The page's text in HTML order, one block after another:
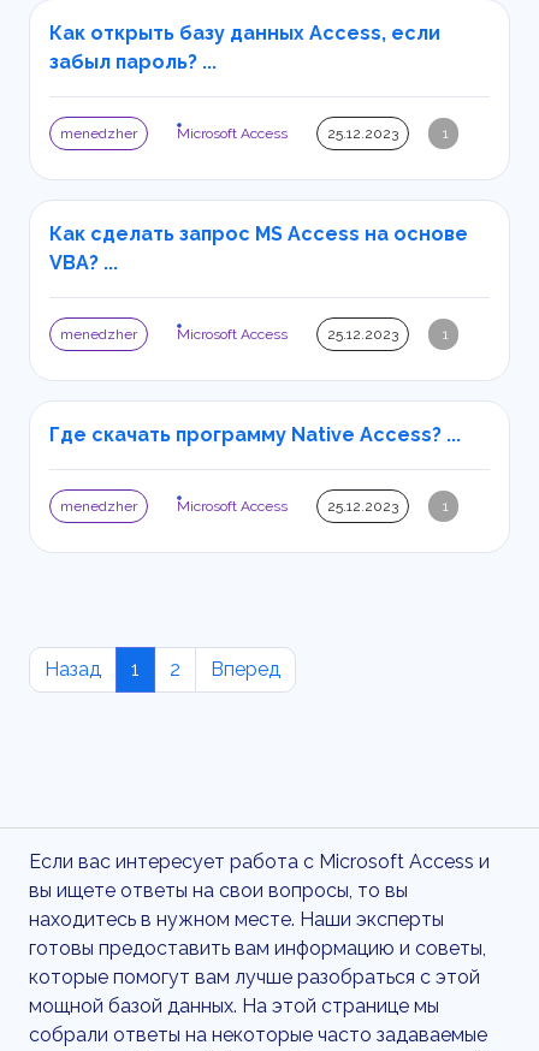
Как открыть базу данных Access, если
забыл пароль? ...
menedzher Microsoft Access 25.12.2023 1
Как сделать запрос MS Access на основе
VBA? ...
menedzher Microsoft Access 25.12.2023 1
Где скачать программу Native Access? ...
menedzher Microsoft Access 25.12.2023 1
Назад 1 2 Вперед
Если вас интересует работа с Microsoft Access и
вы ищете ответы на свои вопросы, то вы
находитесь в нужном месте. Наши эксперты
готовы предоставить вам информацию и советы,
которые помогут вам лучше разобраться с этой
мощной базой данных. На этой странице мы
собрали ответы на некоторые часто задаваемые